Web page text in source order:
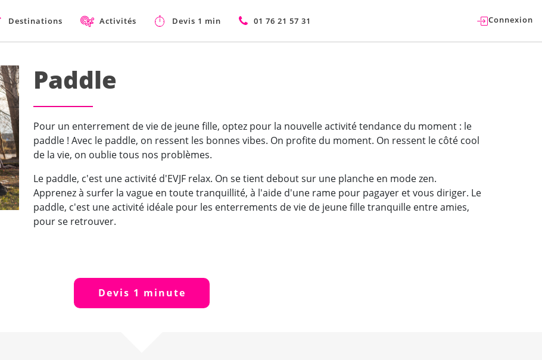
Destinations Activités Devis 1 min 01 76 21 57 31 Connexion
Paddle
Pour un enterrement de vie de jeune fille, optez pour la nouvelle activité tendance du moment : le
paddle ! Avec le paddle, on ressent les bonnes vibes. On profite du moment. On ressent le côté cool
de la vie, on oublie tous nos problèmes.
Le paddle, c'est une activité d'EVJF relax. On se tient debout sur une planche en mode zen.
Apprenez à surfer la vague en toute tranquillité, à l'aide d'une rame pour pagayer et vous diriger. Le
paddle, c'est une activité idéale pour les enterrements de vie de jeune fille tranquille entre amies,
pour se retrouver.
Devis 1 minute